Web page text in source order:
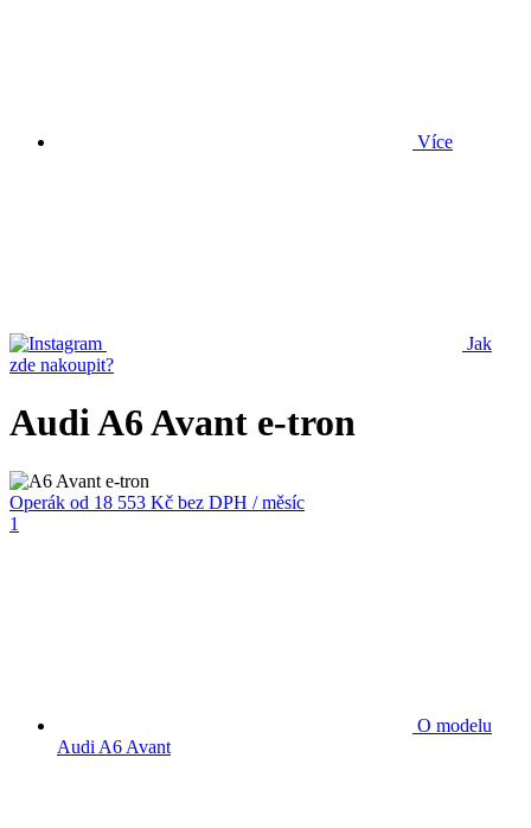
Více
Jak
zde nakoupit?
Audi A6 Avant e-tron
Operák od 18 553 Kč bez DPH / měsíc
1
O modelu
Audi A6 Avant